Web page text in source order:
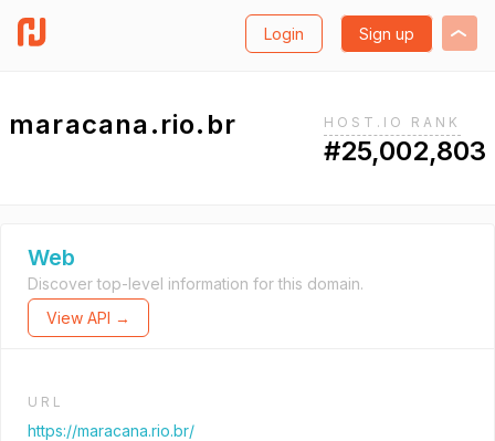
Login Sign up
maracana.rio.br HOST.IO RANK
#25,002,803
Web
Discover top-level information for this domain.
View API →
URL
https://maracana.rio.br/